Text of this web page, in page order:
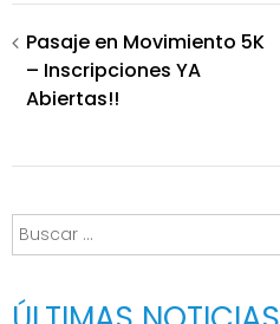
Navegación
de
Pasaje en Movimiento 5K
– Inscripciones YA
Abiertas!!
Buscar: